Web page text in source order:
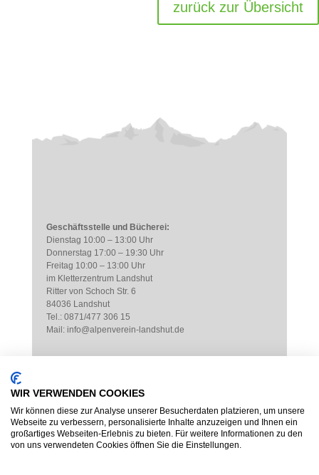
zurück zur Übersicht
Geschäftsstelle und Bücherei:
Dienstag 10:00 – 13:00 Uhr
Donnerstag 17:00 – 19:30 Uhr
Freitag 10:00 – 13:00 Uhr
im Kletterzentrum Landshut
Ritter von Schoch Str. 6
84036 Landshut
Tel.: 0871/477 306 15
Mail: info@alpenverein-landshut.de
WIR VERWENDEN COOKIES
Wir können diese zur Analyse unserer Besucherdaten platzieren, um unsere
Webseite zu verbessern, personalisierte Inhalte anzuzeigen und Ihnen ein
großartiges Webseiten-Erlebnis zu bieten. Für weitere Informationen zu den
von uns verwendeten Cookies öffnen Sie die Einstellungen.